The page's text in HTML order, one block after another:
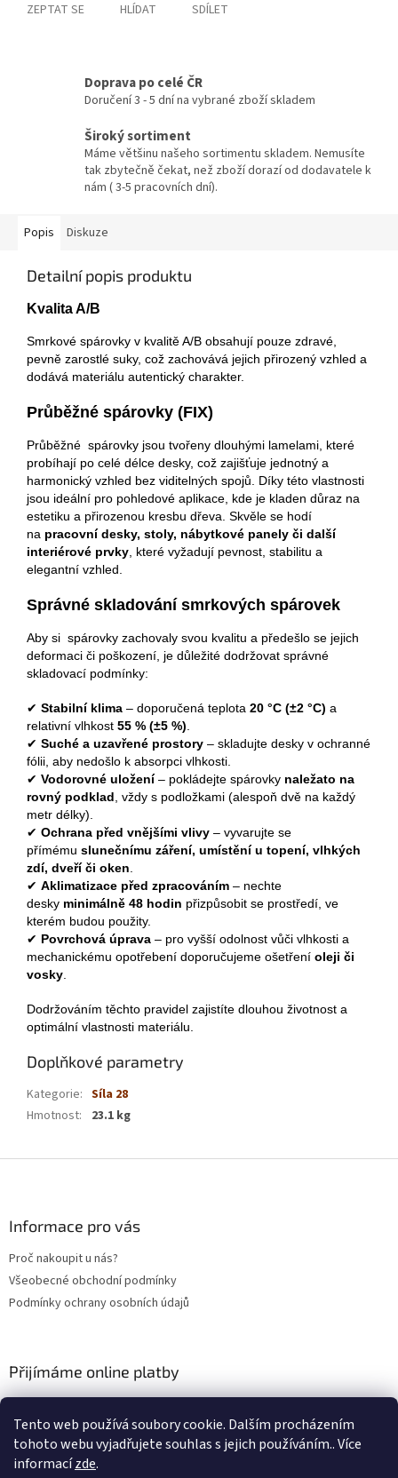
Tento web používá soubory cookie. Dalším procházením
tohoto webu vyjadřujete souhlas s jejich používáním.. Více
informacízde.
ZEPTAT SE HLÍDAT SDÍLET
Doprava po celé ČR
Doručení 3 - 5 dní na vybrané zboží skladem
Široký sortiment
Máme většinu našeho sortimentu skladem. Nemusíte
tak zbytečně čekat, než zboží dorazí od dodavatele k
nám ( 3-5 pracovních dní).
Popis Diskuze
Detailní popis produktu
Kvalita A/B
Smrkové spárovky v kvalitě A/B obsahují pouze zdravé,
pevně zarostlé suky, což zachovává jejich přirozený vzhled a
dodává materiálu autentický charakter.
Průběžné spárovky (FIX)
Průběžné spárovky jsou tvořeny dlouhými lamelami, které
probíhají po celé délce desky, což zajišťuje jednotný a
harmonický vzhled bez viditelných spojů. Díky této vlastnosti
jsou ideální pro pohledové aplikace, kde je kladen důraz na
estetiku a přirozenou kresbu dřeva. Skvěle se hodí
na pracovní desky, stoly, nábytkové panely či další
interiérové prvky , které vyžadují pevnost, stabilitu a
elegantní vzhled.
Správné skladování smrkových spárovek
Aby si spárovky zachovaly svou kvalitu a předešlo se jejich
deformaci či poškození, je důležité dodržovat správné
skladovací podmínky:
✔ Stabilní klima – doporučená teplota 20 °C (±2 °C) a
relativní vlhkost 55 % (±5 %)
✔ Suché a uzavřené prostory – skladujte desky v ochranné
fólii, aby nedošlo k absorpci vlhkosti.
✔ Vodorovné uložení– pokládejte spárovky naležato na
rovný podklad , vždy s podložkami (alespoň dvě na každý
metr délky).
✔ Ochrana před vnějšími vlivy – vyvarujte se
přímému slunečnímu záření, umístění u topení, vlhkých
zdí, dveří či oken
✔ Aklimatizace před zpracováním – nechte
desky minimálně 48 hodin přizpůsobit se prostředí, ve
kterém budou použity.
✔ Povrchová úprava – pro vyšší odolnost vůči vlhkosti a
mechanickému opotřebení doporučujeme ošetření oleji či
vosky
Dodržováním těchto pravidel zajistíte dlouhou životnost a
optimální vlastnosti materiálu.
Doplňkové parametry
Kategorie: Síla 28
Hmotnost: 23.1 kg
Informace pro vás
Proč nakoupit u nás?
Všeobecné obchodní podmínky
Podmínky ochrany osobních údajů
Přijímáme online platby